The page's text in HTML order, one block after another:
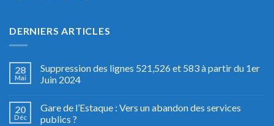
DERNIERS ARTICLES
28
Mai
Suppression des lignes 521,526 et 583 à partir du 1er
Juin 2024
20
Déc
Gare de l’Estaque : Vers un abandon des services
publics ?